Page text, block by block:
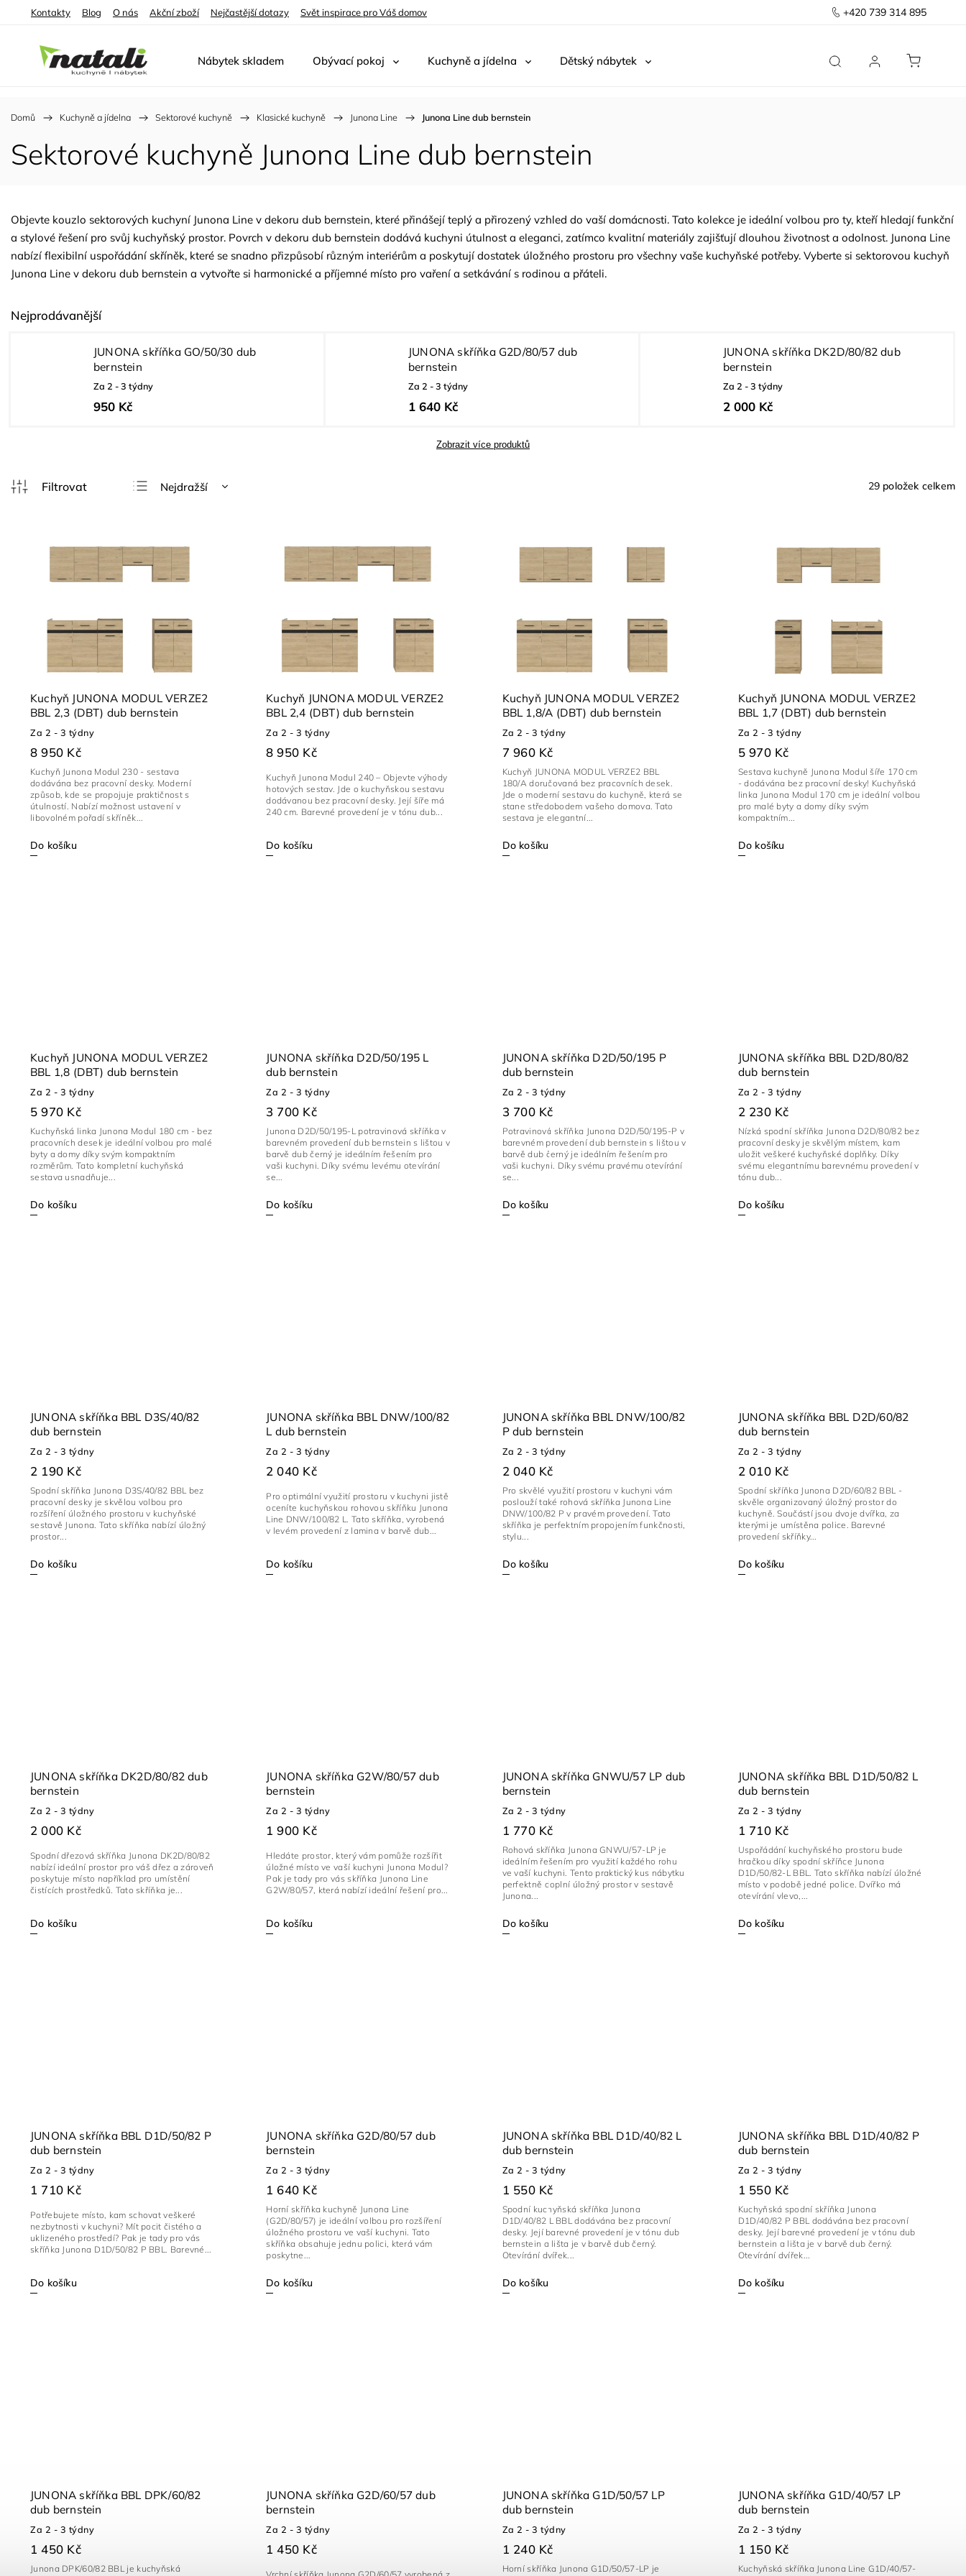
+420 739 314 895
Kontakty Blog O nás Akční zboží Nejčastější dotazy Svět inspirace pro Váš domov
Nábytek skladem Obývací pokoj Kuchyně a jídelna Dětský nábytek Předsíň
Domů / Kuchyně a jídelna / Sektorové kuchyně / Klasické kuchyně / Junona Line / Junona Line dub bernstein
Sektorové kuchyně Junona Line dub bernstein
Objevte kouzlo sektorových kuchyní Junona Line v dekoru dub bernstein, které přinášejí teplý a přirozený vzhled do vaší domácnosti. Tato kolekce je ideální volbou pro ty, kteří hledají funkční
a stylové řešení pro svůj kuchyňský prostor. Povrch v dekoru dub bernstein dodává kuchyni útulnost a eleganci, zatímco kvalitní materiály zajišťují dlouhou životnost a odolnost. Junona Line
nabízí flexibilní uspořádání skříněk, které se snadno přizpůsobí různým interiérům a poskytují dostatek úložného prostoru pro všechny vaše kuchyňské potřeby. Vyberte si sektorovou kuchyň
Junona Line v dekoru dub bernstein a vytvořte si harmonické a příjemné místo pro vaření a setkávání s rodinou a přáteli.
Nejprodávanější
JUNONA skříňka GO/50/30 dub
bernstein
Za 2 - 3 týdny
950 Kč
JUNONA skříňka G2D/80/57 dub
bernstein
Za 2 - 3 týdny
1 640 Kč
JUNONA skříňka DK2D/80/82 dub
bernstein
Za 2 - 3 týdny
2 000 Kč
Zobrazit více produktů
Nejdražší
Abecedně
29 položek celkem
Kuchyň JUNONA MODUL VERZE2
BBL 2,3 (DBT) dub bernstein
Za 2 - 3 týdny
8 950 Kč
Do košíku
Kuchyň Junona Modul 230 - sestava
dodávána bez pracovní desky. Moderní
způsob, kde se propojuje praktičnost s
útulností. Nabízí možnost ustavení v
libovolném pořadí skříněk...
Kuchyň JUNONA MODUL VERZE2
BBL 2,4 (DBT) dub bernstein
Za 2 - 3 týdny
8 950 Kč
Do košíku
Kuchyň Junona Modul 240 – Objevte výhody
hotových sestav. Jde o kuchyňskou sestavu
dodávanou bez pracovní desky. Její šíře má
240 cm. Barevné provedení je v tónu dub...
Kuchyň JUNONA MODUL VERZE2
BBL 1,8/A (DBT) dub bernstein
Za 2 - 3 týdny
7 960 Kč
Do košíku
Kuchyň JUNONA MODUL VERZE2 BBL
180/A doručovaná bez pracovních desek.
Jde o moderní sestavu do kuchyně, která se
stane středobodem vašeho domova. Tato
sestava je elegantní...
Kuchyň JUNONA MODUL VERZE2
BBL 1,7 (DBT) dub bernstein
Za 2 - 3 týdny
5 970 Kč
Do košíku
Sestava kuchyně Junona Modul šíře 170 cm
- dodávána bez pracovní desky! Kuchyňská
linka Junona Modul 170 cm je ideální volbou
pro malé byty a domy díky svým
kompaktním...
Kuchyň JUNONA MODUL VERZE2
BBL 1,8 (DBT) dub bernstein
Za 2 - 3 týdny
5 970 Kč
Do košíku
Kuchyňská linka Junona Modul 180 cm - bez
pracovních desek je ideální volbou pro malé
byty a domy díky svým kompaktním
rozměrům. Tato kompletní kuchyňská
sestava usnadňuje...
JUNONA skříňka D2D/50/195 L
dub bernstein
Za 2 - 3 týdny
3 700 Kč
Do košíku
Junona D2D/50/195-L potravinová skříňka v
barevném provedení dub bernstein s lištou v
barvě dub černý je ideálním řešením pro
vaši kuchyni. Díky svému levému otevírání
se...
JUNONA skříňka D2D/50/195 P
dub bernstein
Za 2 - 3 týdny
3 700 Kč
Do košíku
Potravinová skříňka Junona D2D/50/195-P v
barevném provedení dub bernstein s lištou v
barvě dub černý je ideálním řešením pro
vaši kuchyni. Díky svému pravému otevírání
se...
JUNONA skříňka BBL D2D/80/82
dub bernstein
Za 2 - 3 týdny
2 230 Kč
Do košíku
Nízká spodní skříňka Junona D2D/80/82 bez
pracovní desky je skvělým místem, kam
uložit veškeré kuchyňské doplňky. Díky
svému elegantnímu barevnému provedení v
tónu dub...
JUNONA skříňka BBL D3S/40/82
dub bernstein
Za 2 - 3 týdny
2 190 Kč
Do košíku
Spodní skříňka Junona D3S/40/82 BBL bez
pracovní desky je skvělou volbou pro
rozšíření úložného prostoru v kuchyňské
sestavě Junona. Tato skříňka nabízí úložný
prostor...
JUNONA skříňka BBL DNW/100/82
L dub bernstein
Za 2 - 3 týdny
2 040 Kč
Do košíku
Pro optimální využití prostoru v kuchyni jistě
oceníte kuchyňskou rohovou skříňku Junona
Line DNW/100/82 L. Tato skříňka, vyrobená
v levém provedení z lamina v barvě dub...
JUNONA skříňka BBL DNW/100/82
P dub bernstein
Za 2 - 3 týdny
2 040 Kč
Do košíku
Pro skvělé využití prostoru v kuchyni vám
poslouží také rohová skříňka Junona Line
DNW/100/82 P v pravém provedení. Tato
skříňka je perfektním propojením funkčnosti,
stylu...
JUNONA skříňka BBL D2D/60/82
dub bernstein
Za 2 - 3 týdny
2 010 Kč
Do košíku
Spodní skříňka Junona D2D/60/82 BBL -
skvěle organizovaný úložný prostor do
kuchyně. Součástí jsou dvoje dvířka, za
kterými je umístěna police. Barevné
provedení skříňky...
JUNONA skříňka DK2D/80/82 dub
bernstein
Za 2 - 3 týdny
2 000 Kč
Do košíku
Spodní dřezová skříňka Junona DK2D/80/82
nabízí ideální prostor pro váš dřez a zároveň
poskytuje místo například pro umístění
čistících prostředků. Tato skříňka je...
JUNONA skříňka G2W/80/57 dub
bernstein
Za 2 - 3 týdny
1 900 Kč
Do košíku
Hledáte prostor, který vám pomůže rozšířit
úložné místo ve vaší kuchyni Junona Modul?
Pak je tady pro vás skříňka Junona Line
G2W/80/57, která nabízí ideální řešení pro...
JUNONA skříňka GNWU/57 LP dub
bernstein
Za 2 - 3 týdny
1 770 Kč
Do košíku
Rohová skříňka Junona GNWU/57-LP je
ideálním řešením pro využití každého rohu
ve vaší kuchyni. Tento praktický kus nábytku
perfektně doplní úložný prostor v sestavě
Junona...
JUNONA skříňka BBL D1D/50/82 L
dub bernstein
Za 2 - 3 týdny
1 710 Kč
Do košíku
Uspořádání kuchyňského prostoru bude
hračkou díky spodní skříňce Junona
D1D/50/82-L BBL. Tato skříňka nabízí úložné
místo v podobě jedné police. Dvířko má
otevírání vlevo,...
JUNONA skříňka BBL D1D/50/82 P
dub bernstein
Za 2 - 3 týdny
1 710 Kč
Do košíku
Potřebujete místo, kam schovat veškeré
nezbytnosti v kuchyni? Mít pocit čistého a
uklizeného prostředí? Pak je tady pro vás
skříňka Junona D1D/50/82 P BBL. Barevné...
JUNONA skříňka G2D/80/57 dub
bernstein
Za 2 - 3 týdny
1 640 Kč
Do košíku
Horní skříňka kuchyně Junona Line
(G2D/80/57) je ideální volbou pro rozšíření
úložného prostoru ve vaší kuchyni. Tato
skříňka obsahuje jednu polici, která vám
poskytne...
JUNONA skříňka BBL D1D/40/82 L
dub bernstein
Za 2 - 3 týdny
1 550 Kč
Do košíku
Spodní kuchyňská skříňka Junona
D1D/40/82 L BBL dodávána bez pracovní
desky. Její barevné provedení je v tónu dub
bernstein a lišta je v barvě dub černý.
Otevírání dvířek...
JUNONA skříňka BBL D1D/40/82 P
dub bernstein
Za 2 - 3 týdny
1 550 Kč
Do košíku
Kuchyňská spodní skříňka Junona
D1D/40/82 P BBL dodávána bez pracovní
desky. Její barevné provedení je v tónu dub
bernstein a lišta je v barvě dub černý.
Otevírání dvířek...
JUNONA skříňka BBL DPK/60/82
dub bernstein
Za 2 - 3 týdny
1 450 Kč
Junona DPK/60/82 BBL je kuchyňská
JUNONA skříňka G2D/60/57 dub
bernstein
Za 2 - 3 týdny
1 450 Kč
JUNONA skříňka G1D/50/57 LP
dub bernstein
Za 2 - 3 týdny
1 240 Kč
Horní skříňka Junona G1D/50/57-LP je
JUNONA skříňka G1D/40/57 LP
dub bernstein
Za 2 - 3 týdny
1 150 Kč
Kuchyňská skříňka Junona Line G1D/40/57-